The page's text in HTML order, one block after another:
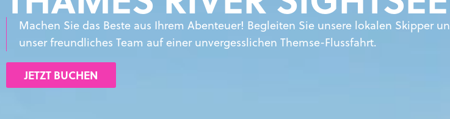
Machen Sie das Beste aus Ihrem Abenteuer! Begleiten Sie unsere lokalen Skipper
unser freundliches Team auf einer unvergesslichen Themse-Flussfahrt.
JETZT BUCHEN